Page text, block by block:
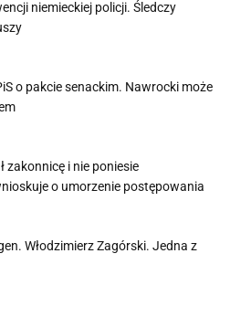
niemieckiej policji. Śledczy
o pakcie senackim. Nawrocki może
zakonnicę i nie poniesie
o umorzenie postępowania
Włodzimierz Zagórski. Jedna z